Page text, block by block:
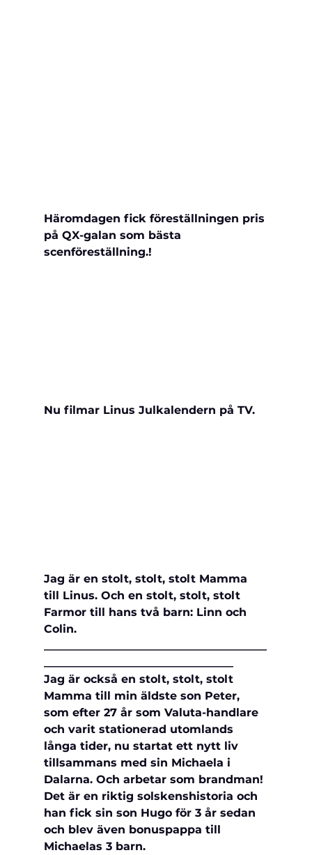
Häromdagen fick föreställningen pris
på QX-galan som bästa
scenföreställning.!
Nu filmar Linus Julkalendern på TV.
Jag är en stolt, stolt, stolt Mamma
till Linus. Och en stolt, stolt, stolt
Farmor till hans två barn: Linn och
Colin.
Jag är också en stolt, stolt, stolt
Mamma till min äldste son Peter,
som efter 27 år som Valuta-handlare
och varit stationerad utomlands
långa tider, nu startat ett nytt liv
tillsammans med sin Michaela i
Dalarna. Och arbetar som brandman!
Det är en riktig solskenshistoria och
han fick sin son Hugo för 3 år sedan
och blev även bonuspappa till
Michaelas 3 barn.